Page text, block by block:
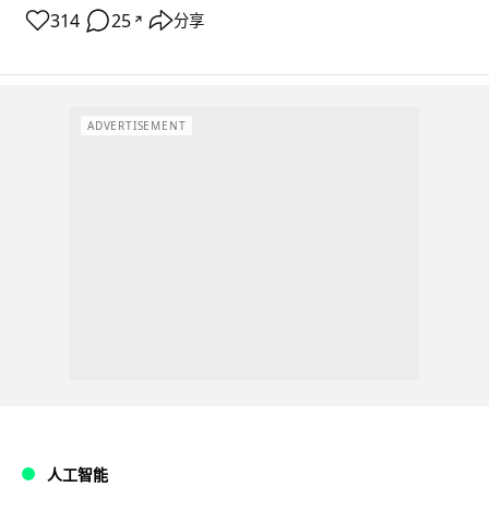
314 25 ↗ 分享
ADVERTISEMENT
人工智能